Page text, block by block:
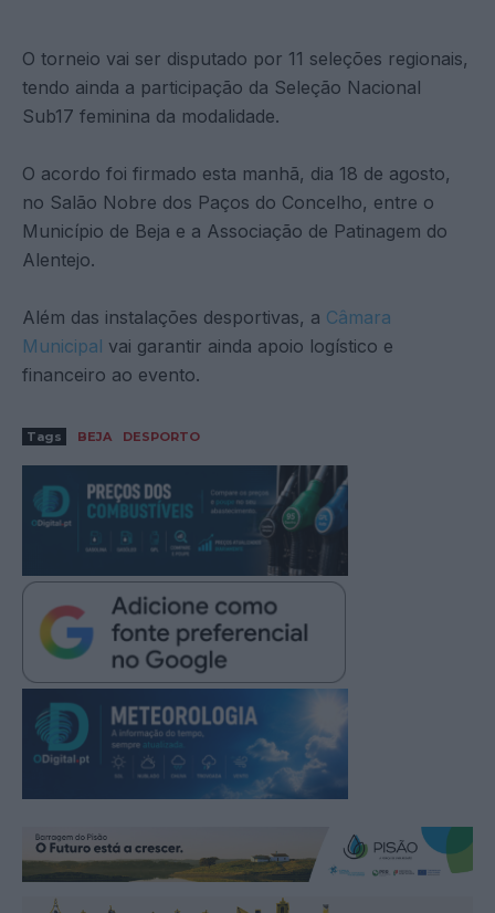
O torneio vai ser disputado por 11 seleções regionais,
tendo ainda a participação da Seleção Nacional
Sub17 feminina da modalidade.
O acordo foi firmado esta manhã, dia 18 de agosto,
no Salão Nobre dos Paços do Concelho, entre o
Município de Beja e a Associação de Patinagem do
Alentejo.
Além das instalações desportivas, a Câmara
Municipal vai garantir ainda apoio logístico e
financeiro ao evento.
Tags BEJA DESPORTO